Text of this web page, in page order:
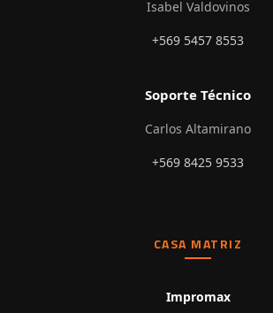
Isabel Valdovinos
+569 5457 8553
Soporte Técnico
Carlos Altamirano
+569 8425 9533
CASA MATRIZ
Impromax